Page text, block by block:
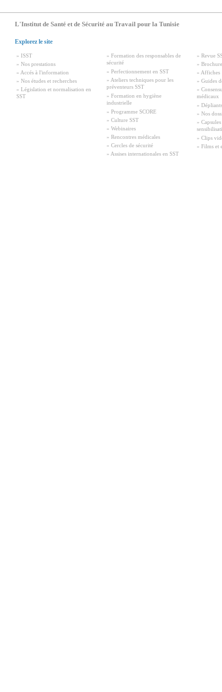
L'Institut de Santé et de Sécurité au Travail pour la Tunisie
Explorez le site
» ISST
» Nos prestations
» Accés à l'information
» Nos études et recherches
» Législation et normalisation en
SST
» Formation des responsables de
sécurité
» Perfectionnement en SST
» Ateliers techniques pour les
préventeurs SST
» Formation en hygiène
industrielle
» Programme SCORE
» Culture SST
» Webinaires
» Rencontres médicales
» Cercles de sécurité
» Assises internationales en SST
» Revue
»
» Affiches
» Guides
»
médicaux
» Dépliants
» Nos
»
» Clips
» Films et